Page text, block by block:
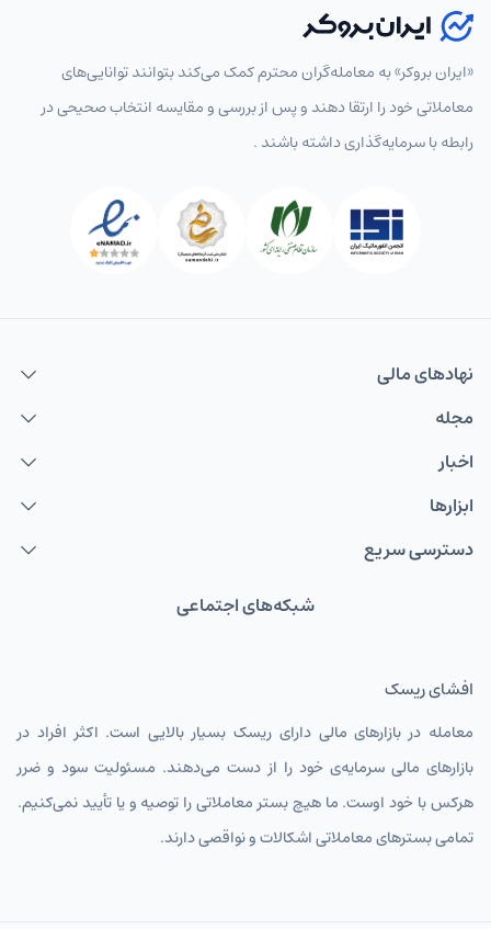
«ایران بروکر» به معامله‌گران محترم کمک می‌کند بتوانند توانایی‌های
معاملاتی خود را ارتقا دهند و پس از بررسی و مقایسه انتخاب‌ صحیحی در
رابطه با سرمایه‌گذاری داشته باشند .
نهاد‌های مالی
مجله
اخبار
ابزارها
دسترسی سریع
شبکه‌های اجتماعی
افشای ریسک
معامله در بازارهای مالی دارای ریسک بسیار بالایی است. اکثر افراد در
بازارهای مالی سرمایه‌ی خود را از دست می‌دهند. مسئولیت سود و ضرر
هرکس با خود اوست. ما هیچ بستر معاملاتی را توصیه و یا تأیید نمی‌کنیم.
تمامی بسترهای معاملاتی اشکالات و نواقصی دارند.